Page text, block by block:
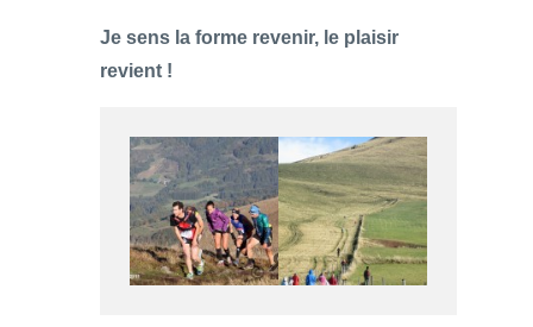
Je sens la forme revenir, le plaisir
revient !